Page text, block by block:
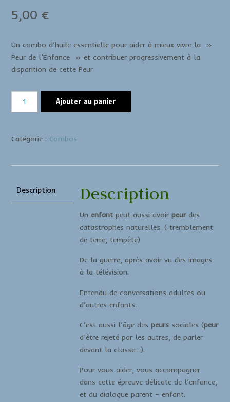
5,00 €
Un combo d’huile essentielle pour aider à mieux vivre la »
Peur de l’Enfance » et contribuer progressivement à la
disparition de cette Peur
Ajouter au panier
Catégorie : Combos
Description Description
Unenfant peut aussi avoirpeurdes
catastrophes naturelles. ( tremblement
de terre, tempête)
De la guerre, après avoir vu des images
à la télévision.
Entendu de conversations adultes ou
d’autres enfants.
C’est aussi l’âge despeurs sociales (peur
d’être rejeté par les autres, de parler
devant la classe…).
Pour vous aider, vous accompagner
dans cette épreuve délicate de l’enfance,
et du dialogue parent – enfant.